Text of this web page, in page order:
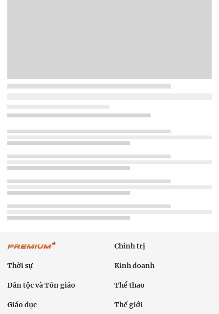
Chính trị
Thời sự Kinh doanh
Dân tộc và Tôn giáo Thể thao
Giáo dục Thế giới